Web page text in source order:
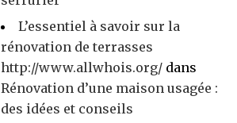
L’essentiel à savoir sur la
rénovation de terrasses
http://www.allwhois.org/ dans
Rénovation d’une maison usagée :
des idées et conseils